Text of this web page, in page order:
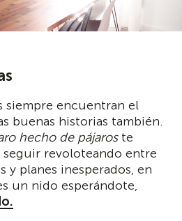
siempre encuentran el
buenas historias también.
hecho de pájaroste
seguir revoloteando entre
y planes inesperados, en
un nido esperándote,